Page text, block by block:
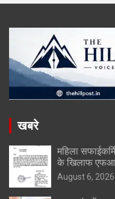
खबरे
महिला
के खिलाफ
August 6, 2026